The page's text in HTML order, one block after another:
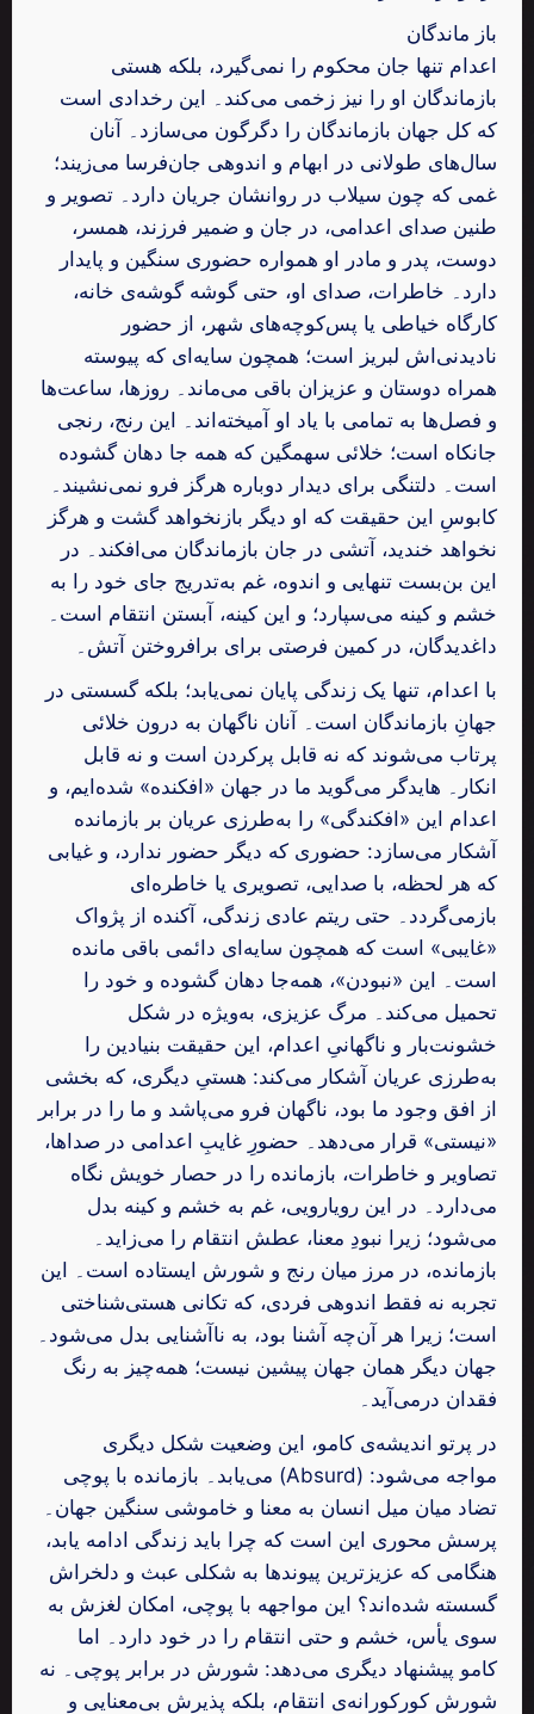
باز ماندگان
اعدام تنها جان محکوم را نمی‌گیرد، بلکه هستی
بازماندگان او را نیز زخمی می‌کند۔ این رخدادی است
که کل جهان بازماندگان را دگرگون می‌سازد۔ آنان
سال‌های طولانی در ابهام و اندوهی جان‌فرسا می‌زیند؛
غمی که چون سیلاب در روانشان جریان دارد۔ تصویر و
طنین صدای اعدامی، در جان و ضمیر فرزند، همسر،
دوست، پدر و مادر او همواره حضوری سنگین و پایدار
دارد۔ خاطرات، صدای او، حتی گوشه‌ گوشه‌ی خانه،
کارگاه خیاطی یا پس‌کوچه‌های شهر، از حضور
نادیدنی‌اش لبریز است؛ همچون سایه‌ای که پیوسته
همراه دوستان و عزیزان باقی می‌ماند۔ روزها، ساعت‌ها
و فصل‌ها به تمامی با یاد او آمیخته‌اند۔ این رنج، رنجی
جانکاه است؛ خلائی سهمگین که همه جا دهان گشوده
است۔ دلتنگی برای دیدار دوباره هرگز فرو نمی‌نشیند۔
کابوسِ این حقیقت که او دیگر بازنخواهد گشت و هرگز
نخواهد خندید، آتشی در جان بازماندگان می‌افکند۔ در
این بن‌بست تنهایی و اندوه، غم به‌تدریج جای خود را به
خشم و کینه می‌سپارد؛ و این کینه، آبستن انتقام است۔
داغدیدگان، در کمین فرصتی برای برافروختن آتش۔
با اعدام، تنها یک زندگی پایان نمی‌یابد؛ بلکه گسستی در
جهانِ بازماندگان است۔ آنان ناگهان به درون خلائی
پرتاب می‌شوند که نه قابل پرکردن است و نه قابل
انکار۔ هایدگر می‌گوید ما در جهان «افکنده» شده‌ایم، و
اعدام این «افکندگی» را به‌طرزی عریان بر بازمانده
آشکار می‌سازد: حضوری که دیگر حضور ندارد، و غیابی
که هر لحظه، با صدایی، تصویری یا خاطره‌ای
بازمی‌گردد۔ حتی ریتم عادی زندگی، آکنده از پژواک
«غایبی» است که همچون سایه‌ای دائمی باقی مانده
است۔ این «نبودن»، همه‌جا دهان گشوده و خود را
تحمیل می‌کند۔ مرگ عزیزی، به‌ویژه در شکل
خشونت‌بار و ناگهانیِ اعدام، این حقیقت بنیادین را
به‌طرزی عریان آشکار می‌کند: هستیِ دیگری، که بخشی
از افق وجود ما بود، ناگهان فرو می‌پاشد و ما را در برابر
«نیستی» قرار می‌دهد۔ حضورِ غایبِ اعدامی در صداها،
تصاویر و خاطرات، بازمانده را در حصار خویش نگاه
می‌دارد۔ در این رویارویی، غم به خشم و کینه بدل
می‌شود؛ زیرا نبودِ معنا، عطش انتقام را می‌زاید۔
بازمانده، در مرز میان رنج و شورش ایستاده است۔ این
تجربه نه فقط اندوهی فردی، که تکانی هستی‌شناختی
است؛ زیرا هر آن‌چه آشنا بود، به ناآشنایی بدل می‌شود۔
جهان دیگر همان جهان پیشین نیست؛ همه‌چیز به رنگ
فقدان درمی‌آید۔
در پرتو اندیشه‌ی کامو، این وضعیت شکل دیگری
می‌یابد۔ بازمانده با پوچی (Absurd) مواجه می‌شود:
تضاد میان میل انسان به معنا و خاموشی سنگین جهان۔
پرسش محوری این است که چرا باید زندگی ادامه یابد،
هنگامی که عزیزترین پیوندها به شکلی عبث و دلخراش
گسسته شده‌اند؟ این مواجهه با پوچی، امکان لغزش به
سوی یأس، خشم و حتی انتقام را در خود دارد۔ اما
کامو پیشنهاد دیگری می‌دهد: شورش در برابر پوچی۔ نه
شورش کورکورانه‌ی انتقام، بلکه پذیرش بی‌معنایی و